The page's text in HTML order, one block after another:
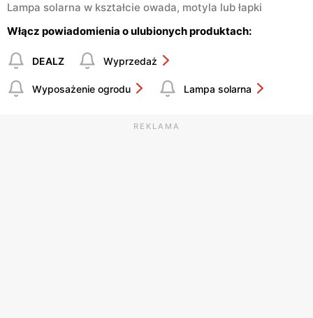
Lampa solarna w kształcie owada, motyla lub łapki
Włącz powiadomienia o ulubionych produktach:
DEALZ Wyprzedaż
Wyposażenie ogrodu Lampa solarna
REKLAMA